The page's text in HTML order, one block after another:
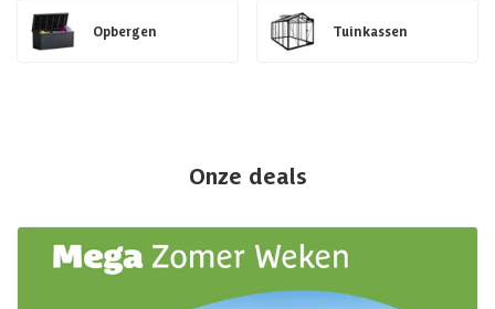
Opbergen Tuinkassen
Onze deals